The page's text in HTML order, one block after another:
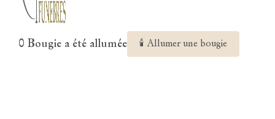
0 Bougie a été allumée 🕯 Allumer une bougie